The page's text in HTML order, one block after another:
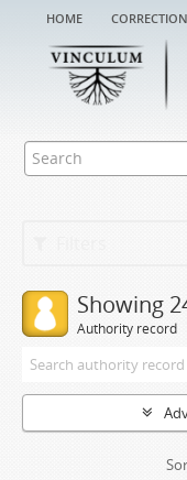
home
Showing
Authority record